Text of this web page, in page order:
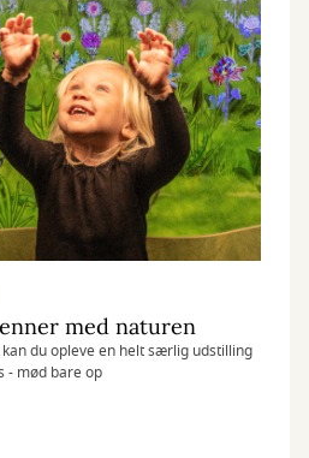
med naturen
du opleve en helt særlig udstilling
- mød bare op